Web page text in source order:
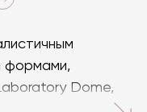
формами,
Dome,